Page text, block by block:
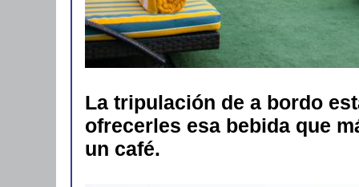
La tripulación de a bordo
ofrecerles esa bebida que
un café.